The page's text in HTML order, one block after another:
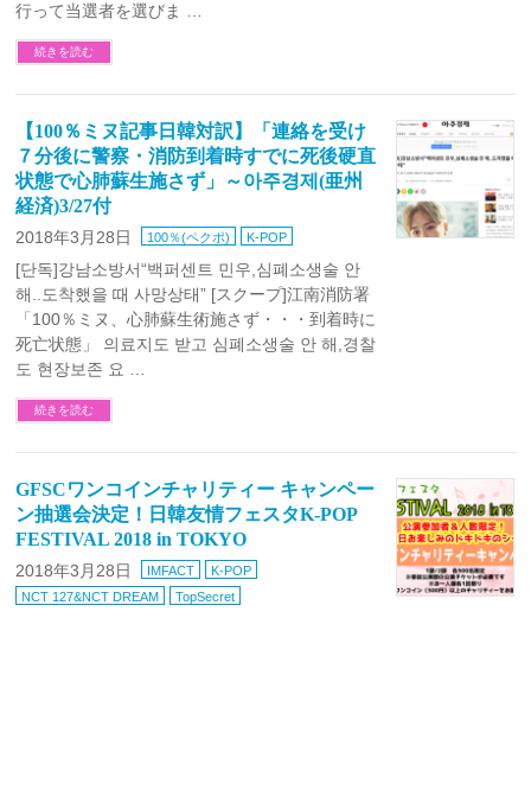
行って当選者を選びま …
続きを読む
【100％ミヌ記事日韓対訳】「連絡を受け
７分後に警察・消防到着時すでに死後硬直
状態で心肺蘇生施さず」～아주경제(亜州
経済)3/27付
2018年3月28日 100％(ペクポ) K-POP
[단독]강남소방서“백퍼센트 민우,심폐소생술 안
해..도착했을 때 사망상태” [スクープ]江南消防署
「100％ミヌ、心肺蘇生術施さず・・・到着時に
死亡状態」 의료지도 받고 심폐소생술 안 해,경찰
도 현장보존 요 …
続きを読む
GFSCワンコインチャリティー キャンペー
ン抽選会決定！日韓友情フェスタK-POP
FESTIVAL 2018 in TOKYO
2018年3月28日 IMFACT
K-POP
NCT 127&NCT DREAM
TopSecret